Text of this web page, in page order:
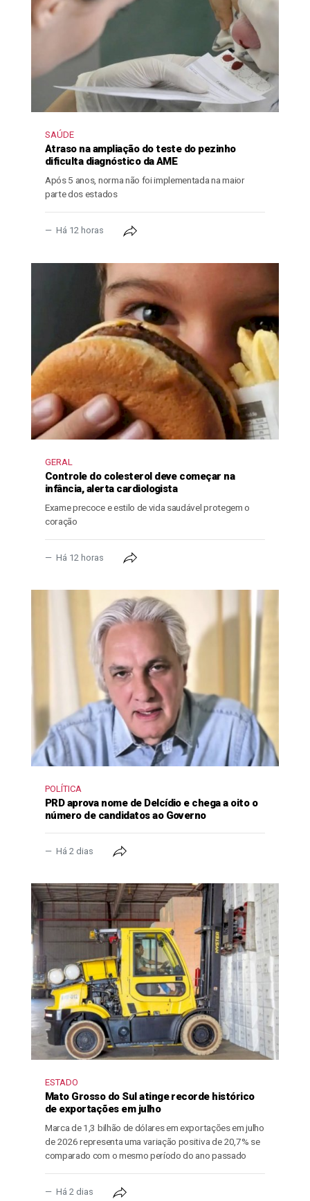
SAÚDE
Atraso na ampliação do teste do pezinho
dificulta diagnóstico da AME
Após 5 anos, norma não foi implementada na maior
parte dos estados
Há 12 horas
GERAL
Controle do colesterol deve começar na
infância, alerta cardiologista
Exame precoce e estilo de vida saudável protegem o
coração
Há 12 horas
POLÍTICA
PRD aprova nome de Delcídio e chega a oito o
número de candidatos ao Governo
Há 2 dias
ESTADO
Mato Grosso do Sul atinge recorde histórico
de exportações em julho
Marca de 1,3 bilhão de dólares em exportações em julho
de 2026 representa uma variação positiva de 20,7% se
comparado com o mesmo período do ano passado
Há 2 dias